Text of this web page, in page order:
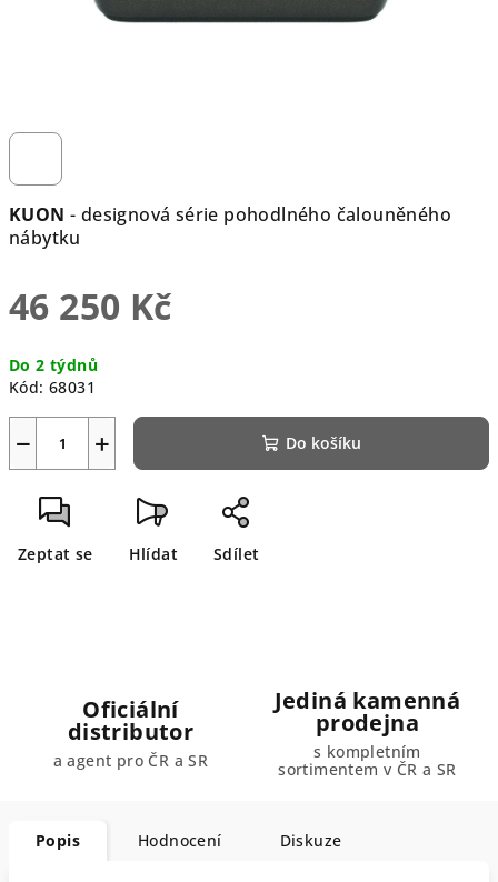
KUON - designová série pohodlného čalouněného
nábytku
46 250 Kč
cena:
Do 2 týdnů
Kód: 68031
+
− Do košíku
Zeptat se Hlídat Sdílet
Oficiální
distributor
a agent pro ČR a SR
Jediná kamenná
prodejna
s kompletním
sortimentem v ČR a SR
Popis Hodnocení Diskuze